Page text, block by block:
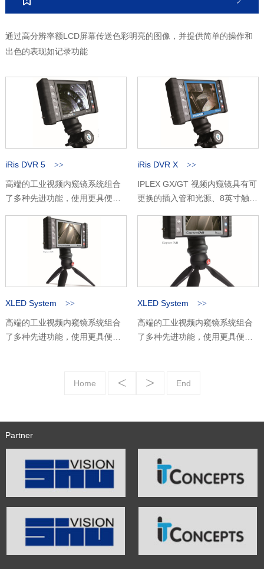
通过高分辨率额LCD屏幕传送色彩明亮的图像，并提供简单的操作和
出色的表现如记录功能
iRis DVR 5
高端的工业视频内窥镜系统组合
了多种先进功能，使用更具便携
来异物的抓取，多样化的性能带
给用户前所未有的体验。
iRis DVR X
IPLEX GX/GT 视频内窥镜具有可
更换的插入管和光源、8英寸触摸
性、成像能力和易用性之间取得
完美平衡
XLED System
高端的工业视频内窥镜系统组合
了多种先进功能，使用更具便携
给用户前所未有的体验。
XLED System
高端的工业视频内窥镜系统组合
了多种先进功能，使用更具便携
给用户前所未有的体验。
Home < > End
Partner